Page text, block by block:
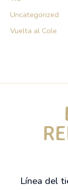
Uncategorized
Vuelta al Cole
Línea del